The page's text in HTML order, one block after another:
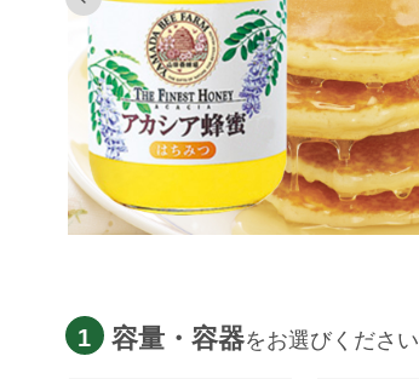
1 容量・容器をお選びください